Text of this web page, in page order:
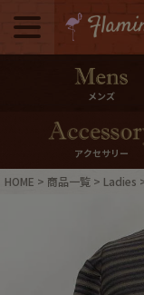
メニュー
お気に入り
メンズ
アクセサリー
HOME 商品一覧 Ladies